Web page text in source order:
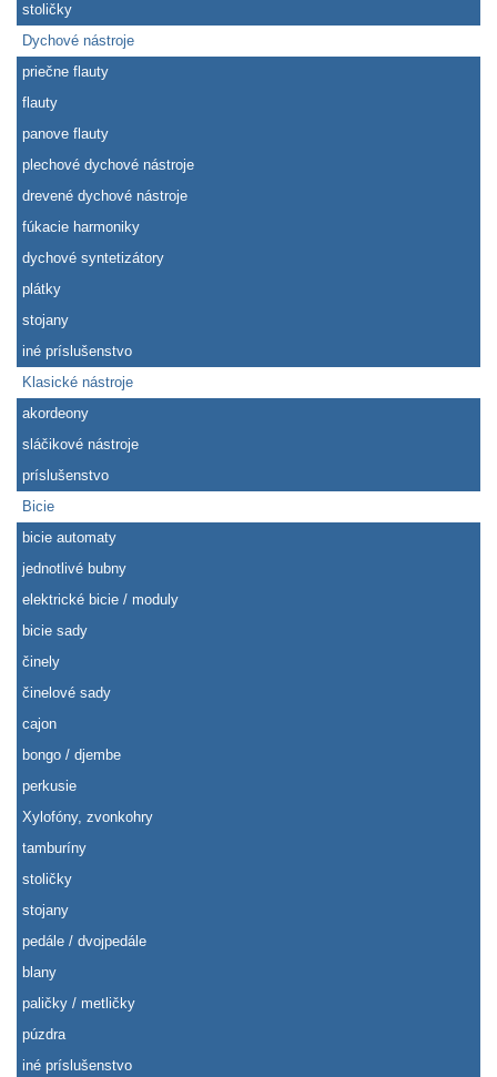
stoličky
Dychové nástroje
priečne flauty
flauty
panove flauty
plechové dychové nástroje
drevené dychové nástroje
fúkacie harmoniky
dychové syntetizátory
plátky
stojany
iné príslušenstvo
Klasické nástroje
akordeony
sláčikové nástroje
príslušenstvo
Bicie
bicie automaty
jednotlivé bubny
elektrické bicie / moduly
bicie sady
činely
činelové sady
cajon
bongo / djembe
perkusie
Xylofóny, zvonkohry
tamburíny
stoličky
stojany
pedále / dvojpedále
blany
paličky / metličky
púzdra
iné príslušenstvo